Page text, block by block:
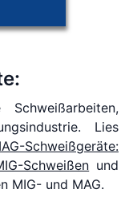
Lies
Schweißgeräte:
Schweißen und
MIG- und MAG.